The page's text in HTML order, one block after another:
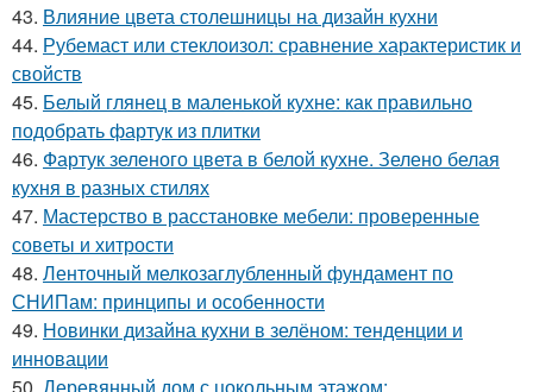
43. Влияние цвета столешницы на дизайн кухни
44. Рубемаст или стеклоизол: сравнение характеристик и
свойств
45. Белый глянец в маленькой кухне: как правильно
подобрать фартук из плитки
46. Фартук зеленого цвета в белой кухне. Зелено белая
кухня в разных стилях
47. Мастерство в расстановке мебели: проверенные
советы и хитрости
48. Ленточный мелкозаглубленный фундамент по
СНИПам: принципы и особенности
49. Новинки дизайна кухни в зелёном: тенденции и
инновации